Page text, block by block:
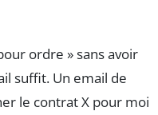
ordre » sans avoir
suffit. Un email de
le contrat X pour moi